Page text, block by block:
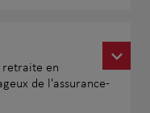
retraite en
de l'assurance-